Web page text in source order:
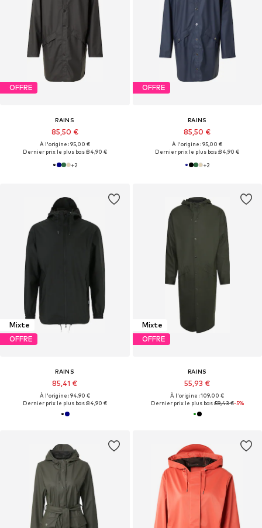
OFFRE
RAINS
85,50 €
À l'origine : 95,00 €
Dernier prix le plus bas :84,90 €
+2
OFFRE
RAINS
85,50 €
À l'origine : 95,00 €
Dernier prix le plus bas :84,90 €
+2
Mixte
OFFRE
RAINS
85,41 €
À l'origine : 94,90 €
Dernier prix le plus bas :84,90 €
Mixte
OFFRE
RAINS
55,93 €
À l'origine : 109,00 €
Dernier prix le plus bas :59,43 €-5%